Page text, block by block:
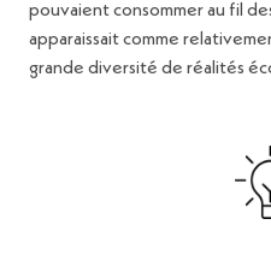
pouvaient consommer au fil
apparaissait comme
grande diversité de réalités